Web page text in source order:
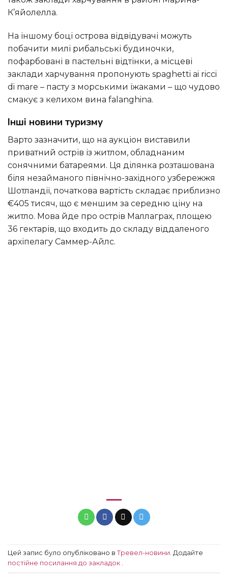
К’яйолелла.
На іншому боці острова відвідувачі можуть
побачити милі рибальські будиночки,
пофарбовані в пастельні відтінки, а місцеві
заклади харчування пропонують spaghetti ai ricci
di mare – пасту з морськими їжаками – що чудово
смакує з келихом вина falanghina.
Інші новини туризму
Варто зазначити, що на аукціон виставили
приватний острів із житлом, обладнаним
сонячними батареями. Ця ділянка розташована
біля незайманого північно-західного узбережжя
Шотландії, початкова вартість складає приблизно
€405 тисяч, що є меншим за середню ціну на
житло. Мова йде про острів Маллаграх, площею
36 гектарів, що входить до складу віддаленого
архіпелагу Саммер-Айлс.
Цей запис було опубліковано в Тревел-новини. Додайте
постійне посилання до закладок .